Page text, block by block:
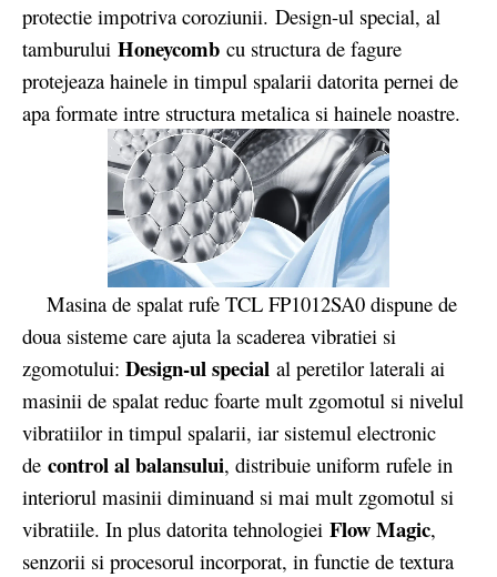
protectie impotriva coroziunii. Design-ul special, al
tamburului Honeycomb cu structura de fagure
protejeaza hainele in timpul spalarii datorita pernei de
apa formate intre structura metalica si hainele noastre.
Masina de spalat rufe TCL FP1012SA0 dispune de
doua sisteme care ajuta la scaderea vibratiei si
zgomotului: Design-ul special al peretilor laterali ai
masinii de spalat reduc foarte mult zgomotul si nivelul
vibratiilor in timpul spalarii, iar sistemul electronic
de control al balansului, distribuie uniform rufele in
interiorul masinii diminuand si mai mult zgomotul si
vibratiile. In plus datorita tehnologiei Flow Magic,
senzorii si procesorul incorporat, in functie de textura